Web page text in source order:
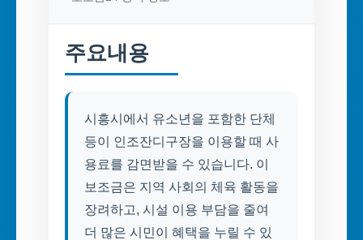
주요내용
시흥시에서 유소년을 포함한 단체
등이 인조잔디구장을 이용할 때 사
용료를 감면받을 수 있습니다. 이
보조금은 지역 사회의 체육 활동을
장려하고, 시설 이용 부담을 줄여
더 많은 시민이 혜택을 누릴 수 있